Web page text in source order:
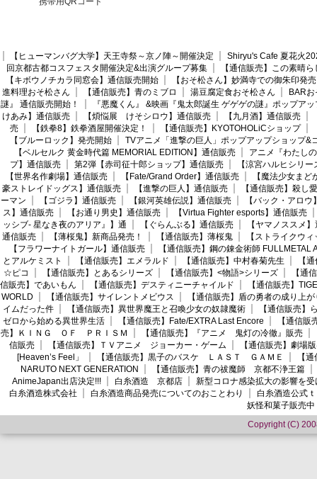
【ヒューマンバグ大学】天王寺祭～京ノ陣～開催決定
Shiryu's Cafe 夏花火
回京都古都コスフェスタ開催決定&出演グループ募集
【通信販売】この素晴
【キボウノチカラ同窓会】通信販売開始
【おそ松さん】妙満寺での御朱印発売
進料理おそ松さん
【通信販売】青のミブロ 湯豆腐定食おそ松さん
BAR
謎』 通信販売開始！
『悪魔くん』 &映画『鬼太郎誕生 ゲゲゲの謎』ポップア
けあみ】通信販売
【煩悩展 けそシロウ】通信販売 【九月酒】通信販売
売
【鉄拳8】鉄拳酒屋開催決定！ 【通信販売】KYOTOHOLiCショップ
【ブルーロック】発売開始
TVアニメ「進撃の巨人」ポップアップショップ&
【ベルセルク 黄金時代篇 MEMORIAL EDITION】通信販売
アニメ『わたし
プ】通信販売
第2弾【赤司征十郎ショップ】通信販売
【涼宮ハルヒシリ
【世界名作劇場】通信販売
【Fate/Grand Order】通信販売
【魔法少女ま
豪ストレイドッグス】通信販売
【進撃の巨人】通信販売
【通信販売】殺し愛
ーマン
【ゴジラ】通信販売 【銀河英雄伝説】通信販売
【バック・アロウ
ス】通信販売
【お通り男史】通信販売
【Virtua Fighter esports】通信販売
ッシブ- 星なき夜のアリア』】通
【ぐらんぶる】通信販売
【ヤマノススメ
通信販売
【薄桜鬼】新商品発売！ 【通信販売】薄桜鬼
【ストライクウ
【フラワーナイトガール】通信販売
【通信販売】鋼の錬金術師 FULLMETAL
とアルケミスト
【通信販売】エメラルド 【通信販売】中村春菊先生
【
☆ピコ
【通信販売】とあるシリーズ 【通信販売】<物語>シリーズ
【通
信販売】であいもん
【通信販売】デスティニーチャイルド
【通信販売】
WORLD
【通信販売】サイレントメビウス
【通信販売】盾の勇者の成り上が
イムだった件
【通信販売】異世界魔王と召喚少女の奴隷魔術
【通信販売】
ゼロから始める異世界生活
【通信販売】Fate/EXTRA Last Encore
【通信
売】ＫＩＮＧ ＯＦ ＰＲＩＳＭ
【通信販売】『アニメ 鬼灯の冷徹』販売
信販売
【通信販売】ＴＶアニメ ジョーカー・ゲーム
【通信販売】劇場
[Heaven’s Feel」
【通信販売】黒子のバスケ ＬＡＳＴ ＧＡＭＥ
【
NARUTO NEXT GENERATION
【通信販売】青の祓魔師 京都不浄王篇
AnimeJapan出店決定!!!
白糸酒造 京都店
新型コロナ感染拡大の影響を
白糸酒造株式会社
白糸酒造商品発売についてのおことわり
白糸酒造公式
妖怪和菓子販売中
Copyright (C)